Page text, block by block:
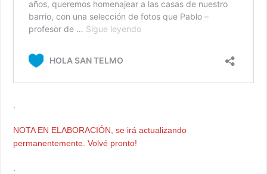
NOTA EN ELABORACIÓN, se irá actualizando
permanentemente. Volvé pronto!